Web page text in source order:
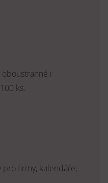
oboustranné i
ks.
pro firmy, kalendáře,